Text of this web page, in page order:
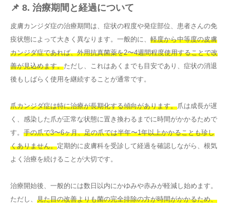
📌 8. 治療期間と経過について
皮膚カンジダ症の治療期間は、症状の程度や発症部位、患者さんの免
疫状態によって大きく異なります。一般的に、 軽度から中等度の皮膚
カンジダ症であれば、外用抗真菌薬を2〜4週間程度使用することで改
善が見込めます。ただし、これはあくまでも目安であり、症状の消退
後もしばらく使用を継続することが通常です。
爪カンジダ症は特に治療が長期化する傾向があります。爪は成長が遅
く、感染した爪が正常な状態に置き換わるまでに時間がかかるためで
す。 手の爪で3〜6ヶ月、足の爪では半年〜1年以上かかることも珍し
くありません。定期的に皮膚科を受診して経過を確認しながら、根気
よく治療を続けることが大切です。
治療開始後、一般的には数日以内にかゆみや赤みが軽減し始めます。
ただし、 見た目の改善よりも菌の完全排除の方が時間がかかるため、